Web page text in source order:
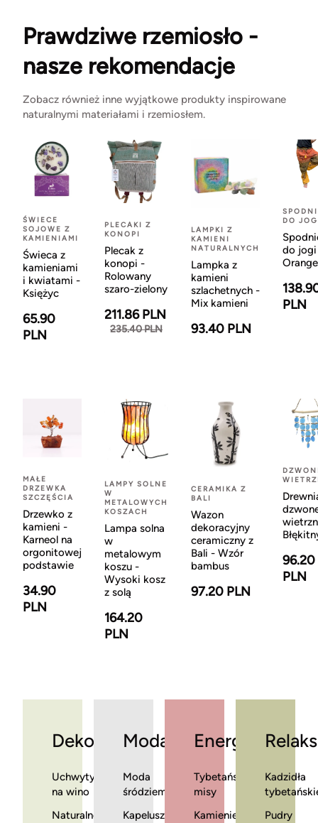
Prawdziwe rzemiosło -
nasze rekomendacje
Zobacz również inne wyjątkowe produkty inspirowane
naturalnymi materiałami i rzemiosłem.
ŚWIECE
SOJOWE Z
KAMIENIAMI
Świeca z
kamieniami
i kwiatami -
Księżyc
65.90
PLN
PLECAKI Z
KONOPI
Plecak z
konopi -
Rolowany
szaro-zielony
211.86 PLN
235.40 PLN
LAMPKI Z
KAMIENI
NATURALNYCH
Lampka z
kamieni
szlachetnych -
Mix kamieni
93.40 PLN
DO
do
Orange
PLN
MAŁE
DRZEWKA
SZCZĘŚCIA
Drzewko z
kamieni -
Karneol na
orgonitowej
podstawie
34.90
PLN
LAMPY SOLNE
W
METALOWYCH
KOSZACH
Lampa solna
w
metalowym
koszu -
Wysoki kosz
z solą
164.20
PLN
CERAMIKA Z
BALI
Wazon
dekoracyjny
ceramiczny z
Bali - Wzór
bambus
97.20 PLN
96.20
PLN
Dekoracje
Uchwyty
na wino
Naturalne
Moda
Moda
śródziemnomorska
Kapelusze
Energia
Tybetańskie
misy
Kamienie
Relaks
Kadzidła
Pudry